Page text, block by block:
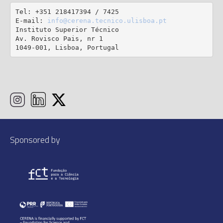
Tel: +351 218417394 / 7425
E-mail: info@cerena.tecnico.ulisboa.pt
Instituto Superior Técnico
Av. Rovisco Pais, nr 1
1049-001, Lisboa, Portugal
Sponsored by